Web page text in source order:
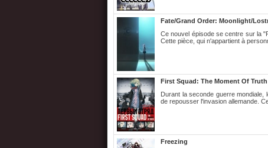
Fate/Grand Order: Moonlight/
Ce nouvel épisode se centre sur la
Cette pièce, qui n'appartient à
First Squad: The Moment Of
Durant la seconde guerre
de repousser l'invasion allemande.
Freezing